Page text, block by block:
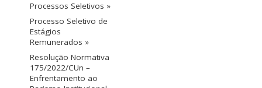
Processos Seletivos »
Processo Seletivo de
Estágios
Remunerados »
Resolução Normativa
175/2022/CUn –
Enfrentamento ao